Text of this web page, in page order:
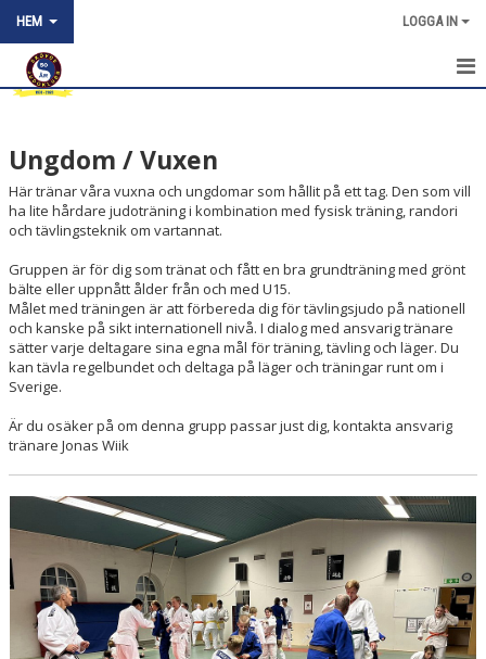
HEM LOGGA IN
NYHETER
OM KLUBBEN
KONTAKT
BILDGALLERI
VÅRA GRUPPER / TRÄNINGSTIDER
STOR & LITEN
BARN FORTSÄTTNING 1 & 2
VUXEN / UNGDOM MOTION
AVANCERAD UNGDOM / VUXEN TEKNIK U15->
Ungdom / Vuxen
Här tränar våra vuxna och ungdomar som hållit på ett tag. Den som vill
ha lite hårdare judoträning i kombination med fysisk träning, randori
och tävlingsteknik om vartannat.
Gruppen är för dig som tränat och fått en bra grundträning med grönt
bälte eller uppnått ålder från och med U15.
Målet med träningen är att förbereda dig för tävlingsjudo på nationell
och kanske på sikt internationell nivå. I dialog med ansvarig tränare
sätter varje deltagare sina egna mål för träning, tävling och läger. Du
kan tävla regelbundet och deltaga på läger och träningar runt om i
Sverige.
Är du osäker på om denna grupp passar just dig, kontakta ansvarig
tränare Jonas Wiik